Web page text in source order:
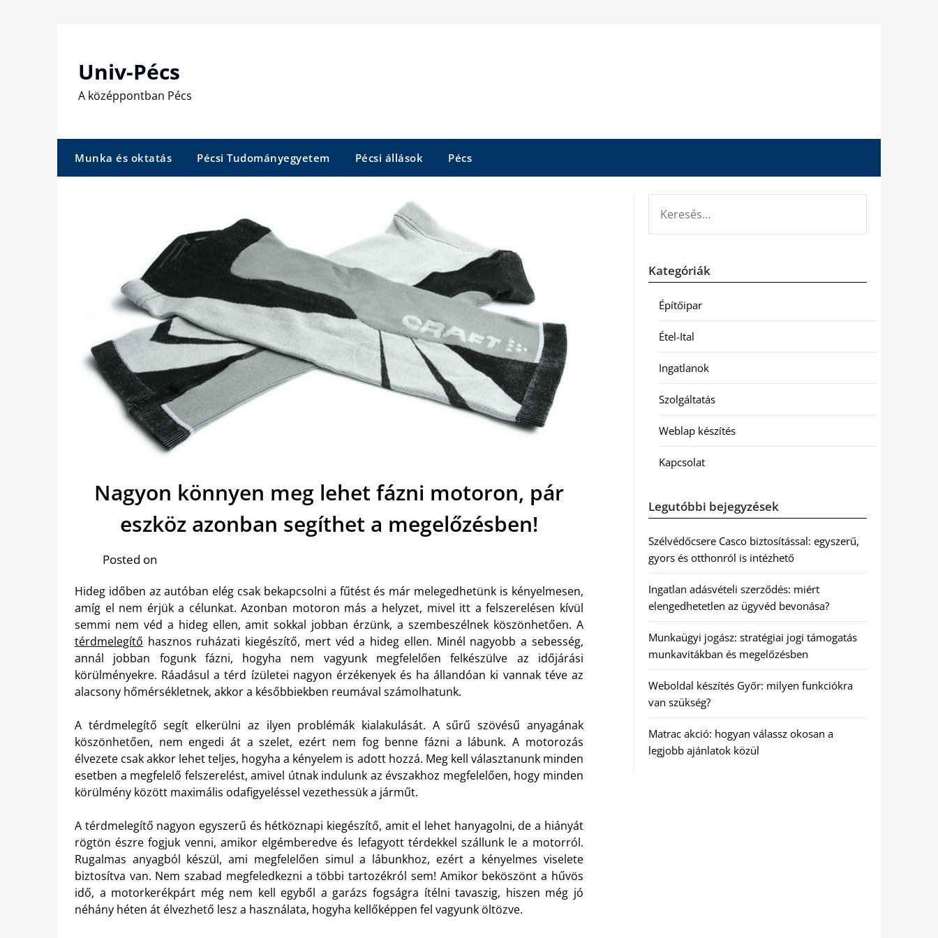
Univ-Pécs
A középpontban Pécs
Munka és oktatás Pécsi Tudományegyetem Pécsi állások Pécs
Nagyon könnyen meg lehet fázni motoron, pár
eszköz azonban segíthet a megelőzésben!
Posted on
Hideg időben az autóban elég csak bekapcsolni a fűtést és már melegedhetünk is kényelmesen,
amíg el nem érjük a célunkat. Azonban motoron más a helyzet, mivel itt a felszerelésen kívül
semmi nem véd a hideg ellen, amit sokkal jobban érzünk, a szembeszélnek köszönhetően. A
térdmelegítő hasznos ruházati kiegészítő, mert véd a hideg ellen. Minél nagyobb a sebesség,
annál jobban fogunk fázni, hogyha nem vagyunk megfelelően felkészülve az időjárási
körülményekre. Ráadásul a térd ízületei nagyon érzékenyek és ha állandóan ki vannak téve az
alacsony hőmérsékletnek, akkor a későbbiekben reumával számolhatunk.
A térdmelegítő segít elkerülni az ilyen problémák kialakulását. A sűrű szövésű anyagának
köszönhetően, nem engedi át a szelet, ezért nem fog benne fázni a lábunk. A motorozás
élvezete csak akkor lehet teljes, hogyha a kényelem is adott hozzá. Meg kell választanunk minden
esetben a megfelelő felszerelést, amivel útnak indulunk az évszakhoz megfelelően, hogy minden
körülmény között maximális odafigyeléssel vezethessük a járműt.
A térdmelegítő nagyon egyszerű és hétköznapi kiegészítő, amit el lehet hanyagolni, de a hiányát
rögtön észre fogjuk venni, amikor elgémberedve és lefagyott térdekkel szállunk le a motorról.
Rugalmas anyagból készül, ami megfelelően simul a lábunkhoz, ezért a kényelmes viselete
biztosítva van. Nem szabad megfeledkezni a többi tartozékról sem! Amikor beköszönt a hűvös
idő, a motorkerékpárt még nem kell egyből a garázs fogságra ítélni tavaszig, hiszen még jó
néhány héten át élvezhető lesz a használata, hogyha kellőképpen fel vagyunk öltözve.
Kategóriák
Építőipar
Étel-Ital
Ingatlanok
Szolgáltatás
Weblap készítés
Kapcsolat
Legutóbbi bejegyzések
Szélvédőcsere Casco biztosítással: egyszerű,
gyors és otthonról is intézhető
Ingatlan adásvételi szerződés: miért
elengedhetetlen az ügyvéd bevonása?
Munkaügyi jogász: stratégiai jogi támogatás
munkavitákban és megelőzésben
Weboldal készítés Győr: milyen funkciókra
van szükség?
Matrac akció: hogyan válassz okosan a
legjobb ajánlatok közül